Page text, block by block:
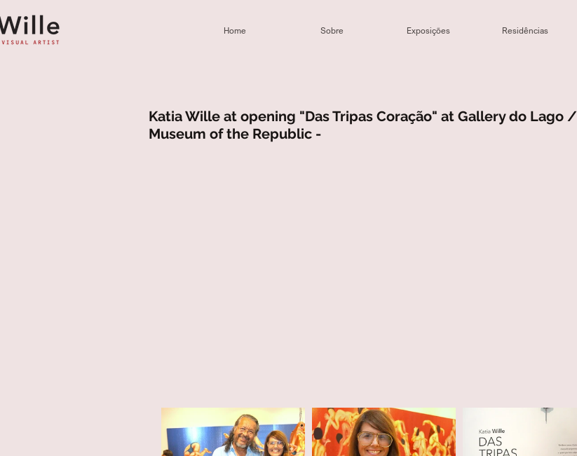
Home Sobre Exposições Residências
Katia Wille at opening "Das Tripas Coração" at Gallery do Lago /
Museum of the Republic -